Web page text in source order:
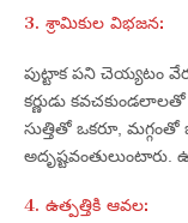
3. శ్రామికుల విభజన:
పుట్టాక పని చెయ్యటం
కర్ణుడు కవచకుండలాలతో
సుత్తితో ఒకరూ,
4. ఉత్పత్తికి ఆవల: